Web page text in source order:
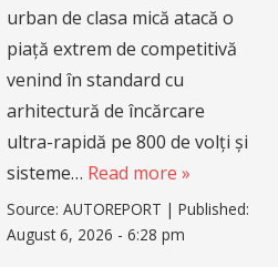
urban de clasa mică atacă o
piață extrem de competitivă
venind în standard cu
arhitectură de încărcare
ultra-rapidă pe 800 de volți și
sisteme… Read more »
Source:AUTOREPORT |Published:
August 6, 2026 - 6:28 pm